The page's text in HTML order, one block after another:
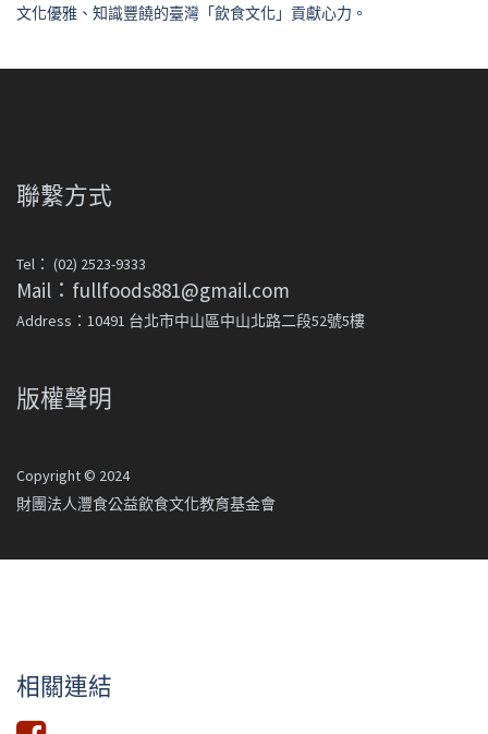
文化優雅、知識豐饒的臺灣「飲食文化」貢獻心力。
聯繫方式
Tel： (02) 2523-9333
Mail：fullfoods881@gmail.com
Address：10491 台北市中山區中山北路二段52號5樓
版權聲明
Copyright © 2024
財團法人灃食公益飲食文化教育基金會
相關連結